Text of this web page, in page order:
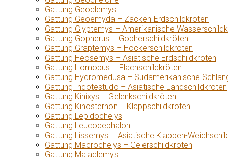
Gattung Geoclemys
Gattung Geoemyda – Zacken-Erdschildkröten
Gattung Glyptemys – Amerikanische
Gattung Gopherus – Gopherschildkröten
Gattung Graptemys – Höckerschildkröten
Gattung Heosemys – Asiatische Erdschildkröten
Gattung Homopus – Flachschildkröten
Gattung Hydromedusa – Südamerikanische
Gattung Indotestudo – Asiatische Landschildkröten
Gattung Kinixys – Gelenkschildkröten
Gattung Kinosternon – Klappschildkröten
Gattung Lepidochelys
Gattung Leucocephalon
Gattung Lissemys – Asiatische Klappen-
Gattung Macrochelys – Geierschildkröten
Gattung Malaclemys